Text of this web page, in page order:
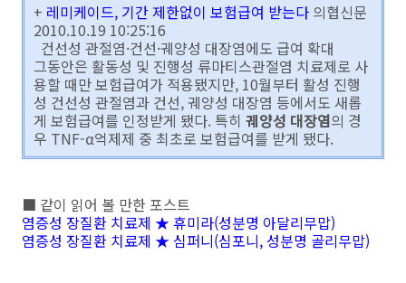
+ 레미케이드, 기간 제한없이 보험급여 받는다 의협신문
2010.10.19 10:25:16
건선성 관절염·건선·궤양성 대장염에도 급여 확대
그동안은 활동성 및 진행성 류마티스관절염 치료제로 사
용할 때만 보험급여가 적용됐지만, 10월부터 활성 진행
성 건선성 관절염과 건선, 궤양성 대장염 등에서도 새롭
게 보험급여를 인정받게 됐다. 특히 궤양성 대장염의 경
우 TNF-α억제제 중 최초로 보험급여를 받게 됐다.
■ 같이 읽어 볼 만한 포스트
염증성 장질환 치료제 ★ 휴미라(성분명 아달리무맙)
염증성 장질환 치료제 ★ 심퍼니(심포니, 성분명 골리무맙)